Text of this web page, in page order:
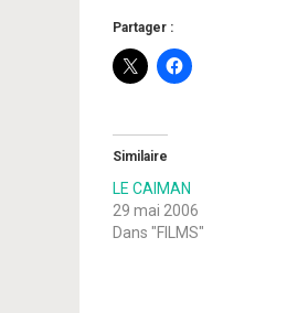
Partager :
Similaire
LE CAIMAN
29 mai 2006
Dans "FILMS"